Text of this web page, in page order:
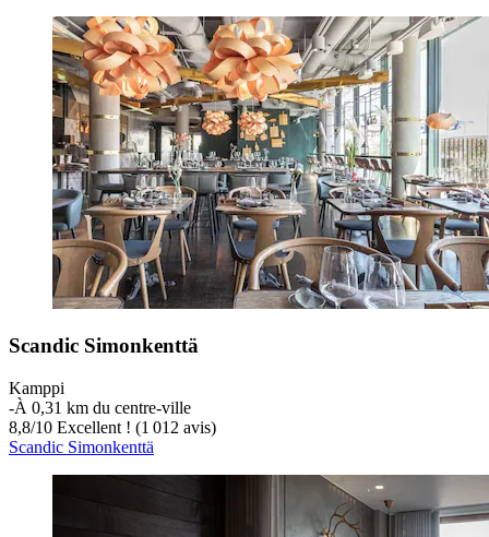
Scandic Simonkenttä
Kamppi
‐À 0,31 km du centre-ville
8,8/10 Excellent ! (1 012 avis)
Scandic Simonkenttä